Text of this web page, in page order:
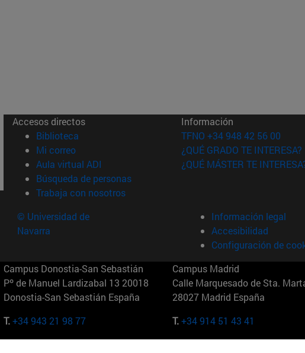
Accesos directos
Biblioteca (abre en nueva ventana)
Mi correo(abre en nueva ventana)
Aula virtual ADI (abre en nueva ventana)
Búsqueda de personas(abre en nueva ventana)
Trabaja con nosotros(abre en nueva ventana)
Información
TFNO +34 948 42 56 00
¿QUÉ GRADO TE INTERESA?
¿QUÉ MÁSTER TE
© Universidad de
Navarra
Información legal
Accesibilidad
Configuración de
Campus Donostia-San Sebastián
Pº de Manuel Lardizabal 13 20018
Donostia-San Sebastián España
T.+34 943 21 98 77
Campus Madrid
Calle Marquesado de Sta.
28027 Madrid España
T.+34 914 51 43 41